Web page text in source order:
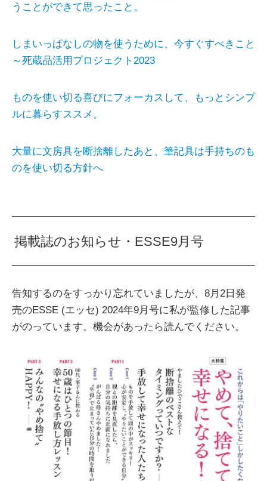
うことができて思ったこと。
しまいっぱなしの物を使うために、今すぐすべきこと
～死蔵品活用プロジェクト2023
ものを使い切る喜びにフォーカスして、もっとシンプ
ルに暮らすススメ。
大量に文房具を断捨離したあと、筆記具は手持ちのも
のを使い切る方針へ
掲載誌のお知らせ・ESSE9月号
告知するのをすっかり忘れていましたが、8月2日発
売のESSE (エッセ) 2024年9月号に私が監修した記事
がのっています。機会があったら読んでください。